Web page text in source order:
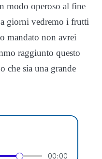
modo operoso al fine
giorni vedremo i frutti
mandato non avrei
raggiunto questo
che sia una grande